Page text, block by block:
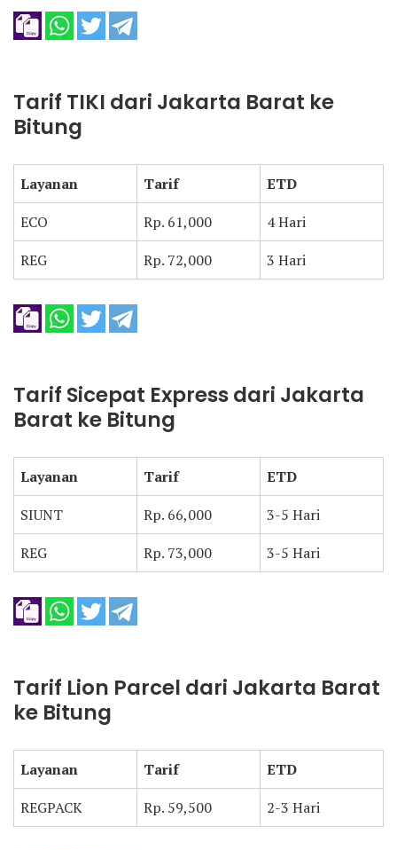
Tarif TIKI dari Jakarta Barat ke
Bitung
Layanan Tarif
ETD
ECO
Rp. 61,000
4 Hari
REG
Rp. 72,000 3 Hari
Tarif Sicepat Express dari Jakarta
Barat ke Bitung
Layanan Tarif
ETD
SIUNT
Rp. 66,000
3-5 Hari
REG
Rp. 73,000 3-5 Hari
Tarif Lion Parcel dari Jakarta Barat
ke Bitung
Layanan Tarif
ETD
REGPACK
Rp. 59,500 2-3 Hari